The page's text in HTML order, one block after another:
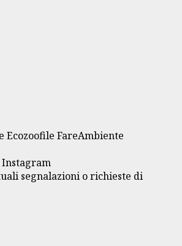
Ecozoofile FareAmbiente
Instagram
segnalazioni o richieste di